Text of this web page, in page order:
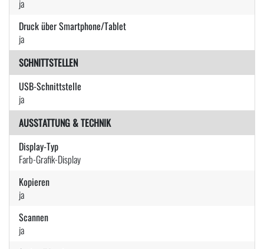
ja
Druck über Smartphone/Tablet
ja
SCHNITTSTELLEN
USB-Schnittstelle
ja
AUSSTATTUNG & TECHNIK
Display-Typ
Farb-Grafik-Display
Kopieren
ja
Scannen
ja